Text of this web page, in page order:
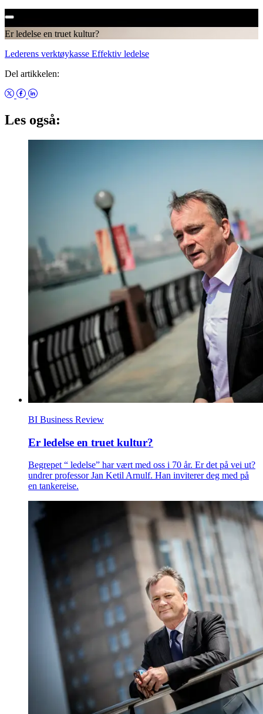
Er ledelse en truet kultur?
Lederens verktøykasse Effektiv ledelse
Del artikkelen:
Les også:
BI Business Review
Er ledelse en truet kultur?
Begrepet “ ledelse” har vært med oss i 70 år. Er det på vei ut?
undrer professor Jan Ketil Arnulf. Han inviterer deg med på
en tankereise.